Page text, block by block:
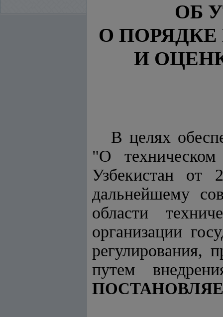
ОБ
О
И
В целях
"О техническом
Узбекистан
дальнейшему
области
организации
регулирования,
путем